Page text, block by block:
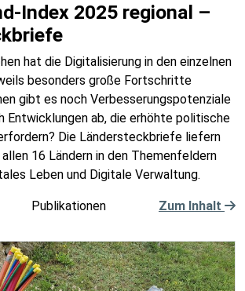
Index 2025 regional –
hat die Digitalisierung in den einzelnen
besonders große Fortschritte
gibt es noch Verbesserungspotenziale
Entwicklungen ab, die erhöhte politische
Die Ländersteckbriefe liefern
16 Ländern in den Themenfeldern
Leben und Digitale Verwaltung.
Publikationen Zum Inhalt